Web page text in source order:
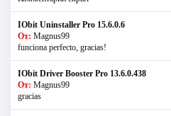
IObit Uninstaller Pro 15.6.0.6
От: Magnus99
funciona perfecto, gracias!
IObit Driver Booster Pro 13.6.0.438
От: Magnus99
gracias